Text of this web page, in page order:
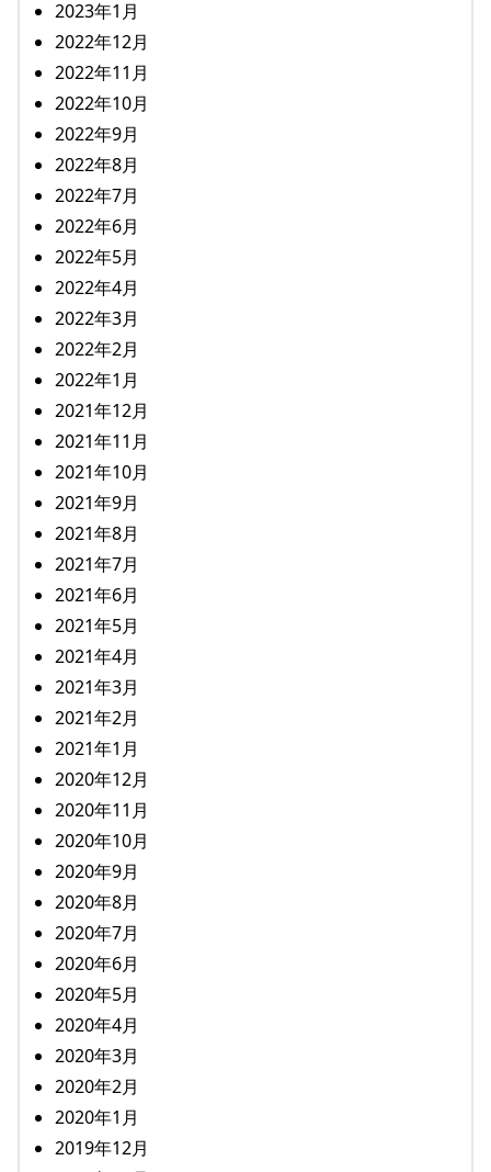
2023年1月
2022年12月
2022年11月
2022年10月
2022年9月
2022年8月
2022年7月
2022年6月
2022年5月
2022年4月
2022年3月
2022年2月
2022年1月
2021年12月
2021年11月
2021年10月
2021年9月
2021年8月
2021年7月
2021年6月
2021年5月
2021年4月
2021年3月
2021年2月
2021年1月
2020年12月
2020年11月
2020年10月
2020年9月
2020年8月
2020年7月
2020年6月
2020年5月
2020年4月
2020年3月
2020年2月
2020年1月
2019年12月